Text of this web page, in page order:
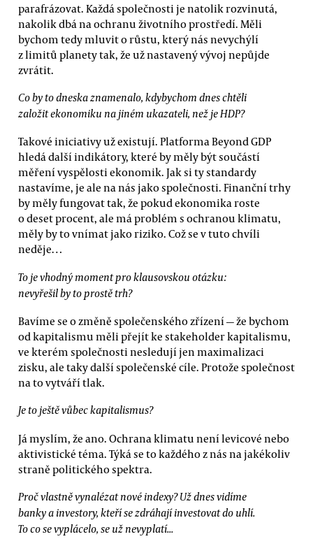
parafrázovat. Každá společnosti je natolik rozvinutá,
nakolik dbá na ochranu životního prostředí. Měli
bychom tedy mluvit o růstu, který nás nevychýlí
z limitů planety tak, že už nastavený vývoj nepůjde
zvrátit.
Co by to dneska znamenalo, kdybychom dnes chtěli
založit ekonomiku na jiném ukazateli, než je HDP?
Takové iniciativy už existují. Platforma Beyond GDP
hledá další indikátory, které by měly být součástí
měření vyspělosti ekonomik. Jak si ty standardy
nastavíme, je ale na nás jako společnosti. Finanční trhy
by měly fungovat tak, že pokud ekonomika roste
o deset procent, ale má problém s ochranou klimatu,
měly by to vnímat jako riziko. Což se v tuto chvíli
neděje…
To je vhodný moment pro klausovskou otázku:
nevyřešil by to prostě trh?
Bavíme se o změně společenského zřízení — že bychom
od kapitalismu měli přejít ke stakeholder kapitalismu,
ve kterém společnosti nesledují jen maximalizaci
zisku, ale taky další společenské cíle. Protože společnost
na to vytváří tlak.
Je to ještě vůbec kapitalismus?
Já myslím, že ano. Ochrana klimatu není levicové nebo
aktivistické téma. Týká se to každého z nás na jakékoliv
straně politického spektra.
Proč vlastně vynalézat nové indexy? Už dnes vidíme
banky a investory, kteří se zdráhají investovat do uhlí.
To co se vyplácelo, se už nevyplatí...